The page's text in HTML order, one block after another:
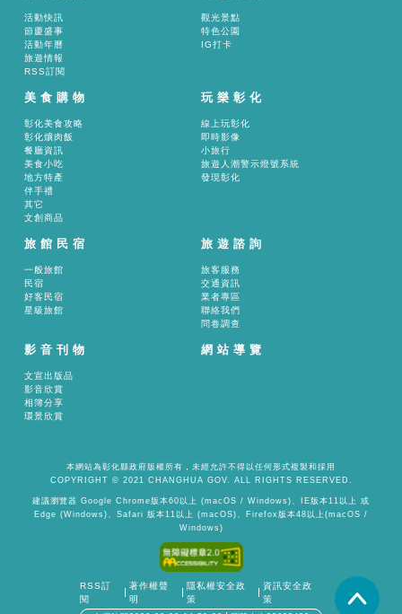
置頂
活動快訊
節慶盛事
活動年曆
旅遊情報
RSS訂閱
觀光景點
特色公園
IG打卡
美食購物
彰化美食攻略
彰化爌肉飯
餐廳資訊
美食小吃
地方特產
伴手禮
其它
文創商品
玩樂彰化
線上玩彰化
即時影像
小旅行
旅遊人潮警示燈號系統
發現彰化
旅館民宿
一般旅館
民宿
好客民宿
星級旅館
旅遊諮詢
旅客服務
交通資訊
業者專區
聯絡我們
問卷調查
影音刊物
文宣出版品
影音欣賞
相簿分享
環景欣賞
網站導覽
本網站為彰化縣政府版權所有，未經允許不得以任何形式複製和採用
COPYRIGHT © 2021 CHANGHUA GOV. ALL RIGHTS RESERVED.
建議瀏覽器 Google Chrome版本60以上 (macOS / Windows)、IE版本11以上 或
Edge (Windows)、Safari 版本11以上 (macOS)、Firefox版本48以上(macOS /
Windows)
RSS訂
閱
著作權聲
明
隱私權安全政
策
資訊安全政
策